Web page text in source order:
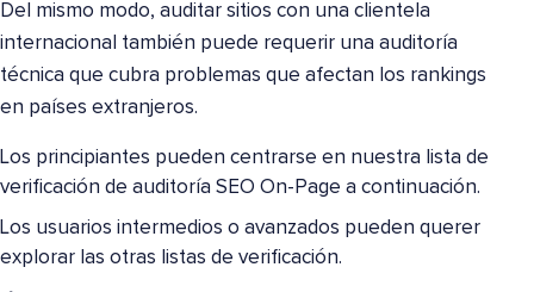
Del mismo modo, auditar sitios con una clientela
internacional también puede requerir una auditoría
técnica que cubra problemas que afectan los rankings
en países extranjeros.
Los principiantes pueden centrarse en nuestra lista de
verificación de auditoría SEO On-Page a continuación.
Los usuarios intermedios o avanzados pueden querer
explorar las otras listas de verificación.